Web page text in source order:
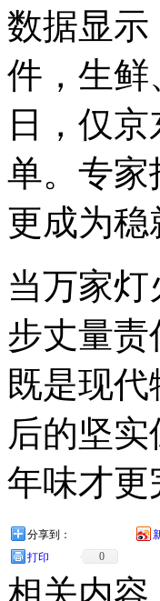
数据显示
件，生鲜
日，仅
单。专家
更成为
当万家
步丈量责
既是现
后的坚
年味才更
分享到：
打印
0
相关内容